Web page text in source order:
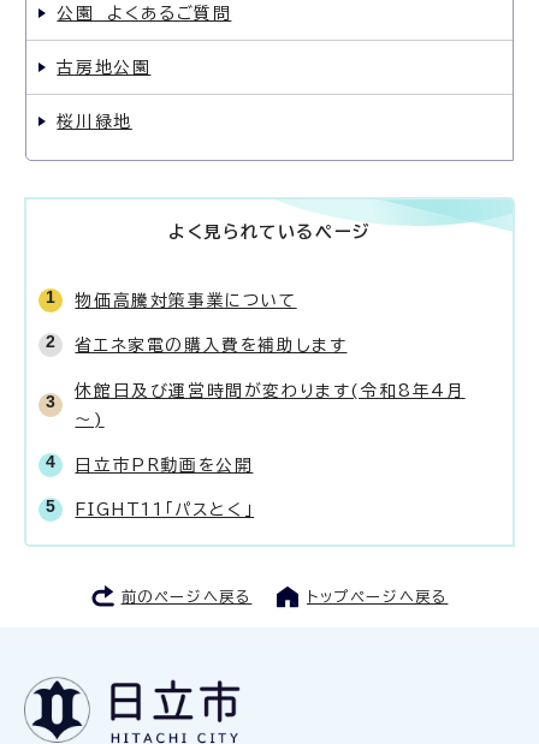
公園 よくあるご質問
古房地公園
桜川緑地
よく見られているページ
物価高騰対策事業について
省エネ家電の購入費を補助します
休館日及び運営時間が変わります(令和8年4月
～)
日立市PR動画を公開
FIGHT11「パスとく」
前のページへ戻る トップページへ戻る